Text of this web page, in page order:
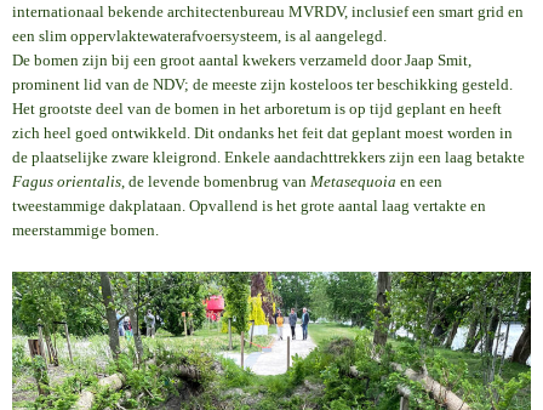
internationaal bekende architectenbureau MVRDV, inclusief een smart grid en
een slim oppervlaktewaterafvoersysteem, is al aangelegd.
De bomen zijn bij een groot aantal kwekers verzameld door Jaap Smit,
prominent lid van de NDV; de meeste zijn kosteloos ter beschikking gesteld.
Het grootste deel van de bomen in het arboretum is op tijd geplant en heeft
zich heel goed ontwikkeld. Dit ondanks het feit dat geplant moest worden in
de plaatselijke zware kleigrond. Enkele aandachttrekkers zijn een laag betakte
Fagus orientalis , de levende bomenbrug van Metasequoia en een
tweestammige dakplataan. Opvallend is het grote aantal laag vertakte en
meerstammige bomen.